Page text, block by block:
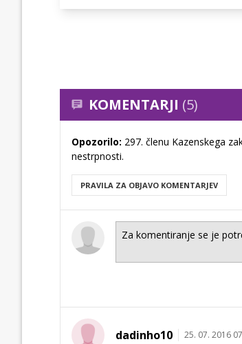
KOMENTARJI (5)
Opozorilo: 297. členu Kazenskega
nestrpnosti.
PRAVILA ZA OBJAVO KOMENTARJEV
dadinho10 25. 07. 2016